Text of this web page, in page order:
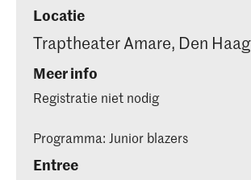
Locatie
Traptheater Amare, Den Haag
Meer info
Registratie niet nodig
Programma: Junior blazers
Entree